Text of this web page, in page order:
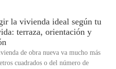
la vivienda ideal según tu
terraza, orientación y
de obra nueva va mucho más
cuadrados o del número de